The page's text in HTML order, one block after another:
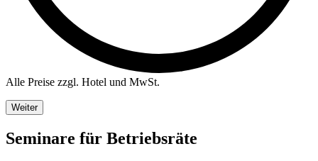
Alle Preise zzgl. Hotel und MwSt.
Weiter
Seminare für Betriebsräte